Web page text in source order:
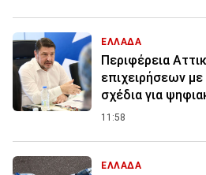
ΕΛΛΑΔΑ
Περιφέρεια
επιχειρήσεων
σχέδια για
11:58
ΕΛΛΑΔΑ